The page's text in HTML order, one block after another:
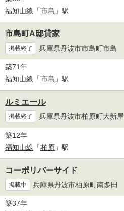
福知山線 「市島 」駅
市島町A邸貸家
掲載終了 兵庫県丹波市市島町市島
築71年
福知山線 「市島 」駅
ルミエール
掲載終了 兵庫県丹波市柏原町大新屋
築12年
福知山線 「柏原 」駅
コーポリバーサイド
掲載中 兵庫県丹波市柏原町南多田
築37年